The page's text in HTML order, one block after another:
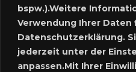
bspw.).Weitere
Verwendung Ihrer Daten
Datenschutzerklärung.
jederzeit unter der
anpassen.Mit Ihrer
Marktplatz –
SUCHE